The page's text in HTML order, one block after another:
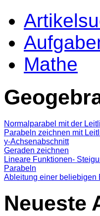
Mathe
Normalparabel mit der
Parabeln zeichnen mit
y-Achsenabschnitt
Geraden zeichnen
Lineare Funktionen-
Parabeln
Ableitung einer beliebigen
Neueste